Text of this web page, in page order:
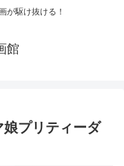
が駆け抜ける！
館
プリティーダ